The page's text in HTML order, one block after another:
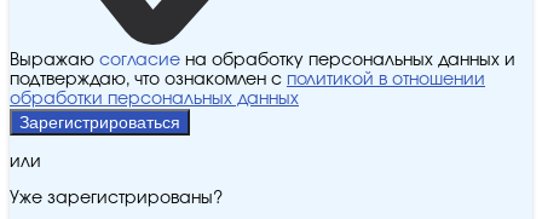
Выражаю согласие на обработку персональных данных и
подтверждаю, что ознакомлен с политикой в отношении
обработки персональных данных
Зарегистрироваться
или
Уже зарегистрированы?